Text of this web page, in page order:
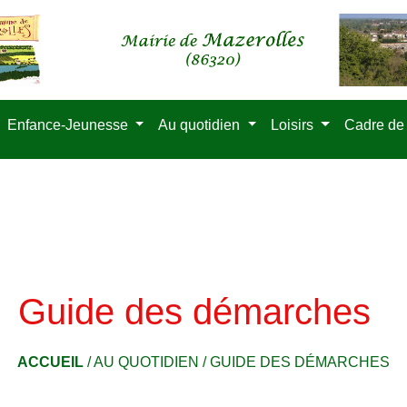
Enfance-Jeunesse Au quotidien Loisirs Cadre
Guide des démarches
ACCUEIL /AU QUOTIDIEN /GUIDE DES DÉMARCHES